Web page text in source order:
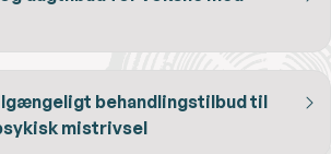
behandlingstilbud til
mistrivsel